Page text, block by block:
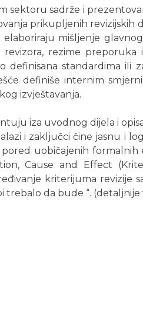
sektoru sadrže i
prikupljenih revizijskih
mišljenje
rezime preporuka
definisana standardima ili
definiše internim
izvještavanja.
iza uvodnog dijela i
i zaključci čine jasnu i
uobičajenih formalnih
Cause and Effect
kriterijuma revizije
trebalo da bude “.